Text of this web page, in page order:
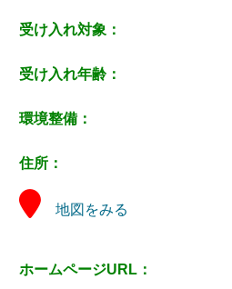
受け入れ対象：
受け入れ年齢：
環境整備：
住所：
地図をみる
ホームページURL：